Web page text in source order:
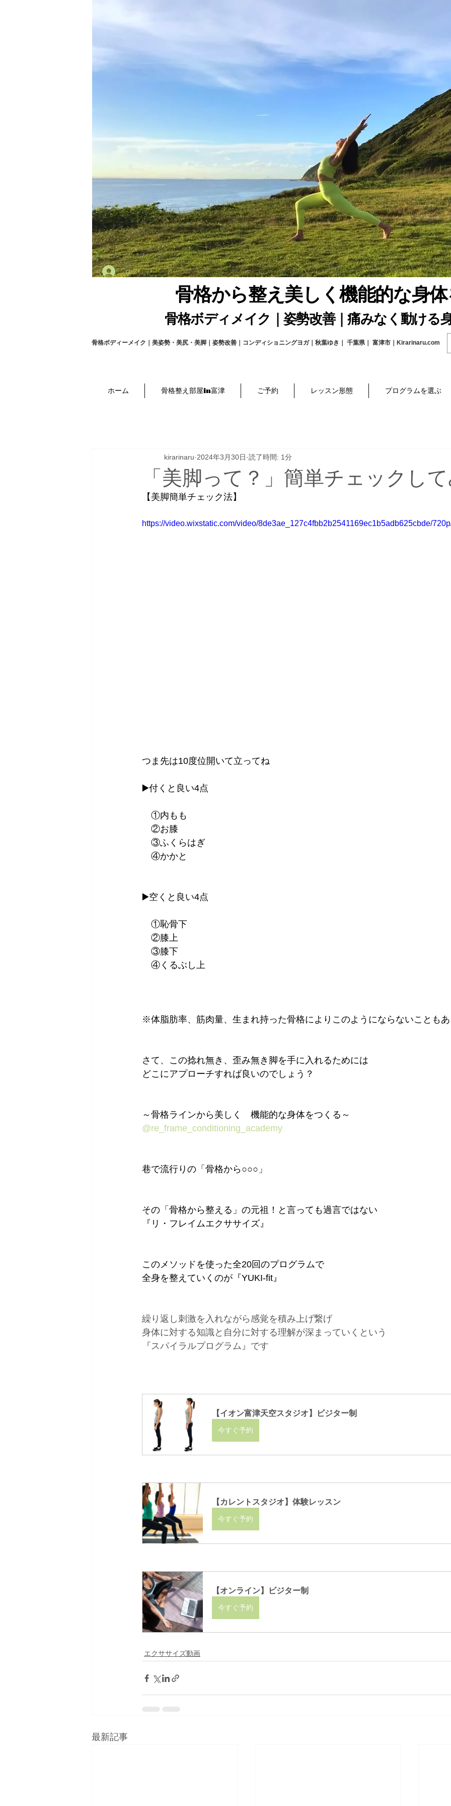
ログイン
骨格から整え美しく機能的な身
骨格ボディメイク｜姿勢改善｜痛みなく動ける
骨格ボディーメイク｜美姿勢・美尻・美脚｜姿勢改善｜コンディショニングヨガ｜秋葉ゆき｜ 千葉県｜ 富津市｜Kirarinaru.com
ホーム 骨格整え部屋in富津 ご予約 レッスン形態 プログラムを選ぶ
「美脚って？」簡単チェックし
kirarinaru 2024年3月30日 読了時間: 1分
【美脚簡単チェック法】
https://video.wixstatic.com/video/8de3ae_127c4fbb2b2541169ec1b5adb625cbde/
つま先は10度位開いて立ってね⁡
▶️付くと良い4点⁡
①内もも⁡
②お膝⁡
③ふくらはぎ⁡
④かかと⁡
▶️空くと良い4点⁡
①恥骨下⁡
②膝上⁡
③膝下⁡
④くるぶし上⁡
⁡⁡※体脂肪率、筋肉量、生まれ持った骨格によりこのようにならないことも
さて、この捻れ無き、歪み無き脚を手に入れるためには
どこにアプローチすれば良いのでしょう？⁡
～骨格ラインから美しく⁡⁡　機能的な身体をつくる～⁡⁡
@re_frame_conditioning_academy
巷で流行りの⁡⁡「骨格から○○○」⁡⁡
その「骨格から整える」の元祖！⁡⁡と言っても過言ではない⁡⁡
『リ・フレイムエクササイズ』⁡⁡
⁡⁡このメソッドを使った全20回のプログラムで
全身を整えていくのが『YUKI-fit』
繰り返し刺激を入れながら感覚を積み上げ繋げ
身体に対する知識と自分に対する理解が深まっていくという
『スパイラルプログラム』です
【イオン富津天空スタジオ】ビジター制
今すぐ予約
【カレントスタジオ】体験レッスン
今すぐ予約
【オンライン】ビジター制
今すぐ予約
エクササイズ動画
最新記事